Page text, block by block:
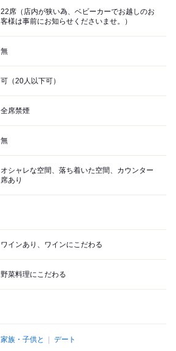
22席（店内が狭い為、ベビーカーでお越しのお
客様は事前にお知らせくださいませ。）
無
可（20人以下可）
全席禁煙
無
オシャレな空間、落ち着いた空間、カウンター
席あり
ワインあり、ワインにこだわる
野菜料理にこだわる
家族・子供と デート